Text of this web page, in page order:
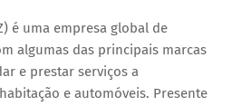
é uma empresa global de
algumas das principais marcas
e prestar serviços a
e automóveis. Presente